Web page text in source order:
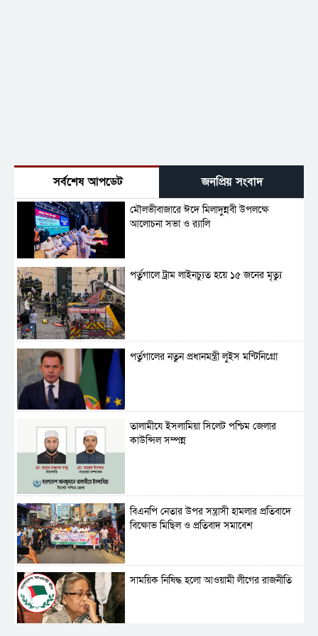
সর্বশেষ আপডেট জনপ্রিয় সংবাদ
মৌলভীবাজারে ঈদে মিলাদুন্নবী উপলক্ষে
আলোচনা সভা ও র‍্যালি
পর্তুগালে ট্রাম লাইনচ্যুত হয়ে ১৫ জনের মৃত্যু
পর্তুগালের নতুন প্রধানমন্ত্রী লুইস মন্টিনিগ্রো
‎তালামীযে ইসলামিয়া সিলেট পশ্চিম জেলার
কাউন্সিল সম্পন্ন
বিএনপি নেতার উপর সন্ত্রাসী হামলার প্রতিবাদে
বিক্ষোভ মিছিল ও প্রতিবাদ সমাবেশ
সাময়িক নিষিদ্ধ হলো আওয়ামী লীগের রাজনীতি